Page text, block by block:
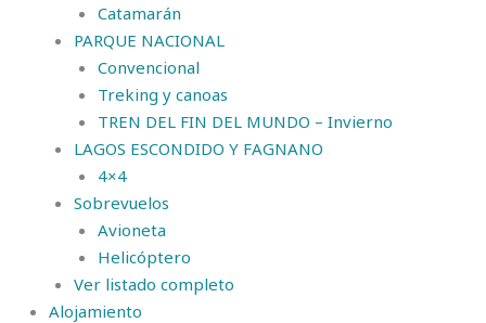
Catamarán
PARQUE NACIONAL
Convencional
Treking y canoas
TREN DEL FIN DEL MUNDO – Invierno
LAGOS ESCONDIDO Y FAGNANO
4×4
Sobrevuelos
Avioneta
Helicóptero
Ver listado completo
Alojamiento